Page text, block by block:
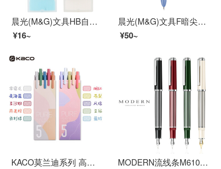
晨光(M&G)文具HB自动铅笔替芯 0.5mm树脂铅芯 优品系列学生考试铅笔芯 60mm*20根/盒 单个装颜色随机ASL37402
¥16~
晨光(M&G)文具F暗尖直液式钢笔 学生练字笔墨水笔 优握系列钢笔套装(钢笔*1+6支黑色墨囊) 蓝色笔杆HAFP0666
¥50~
KACO莫兰迪系列 高级灰彩色标记笔书源学生简约用按动欧式彩芯多色套装中性笔 莫兰迪系列两盒装
MODERN流线条M6100钢笔学生专用练字书法签字笔文艺复古男女生礼物送礼高档钢笔礼盒套装定制刻字 夜煞黑笔+笔盒+墨水 0.7mm